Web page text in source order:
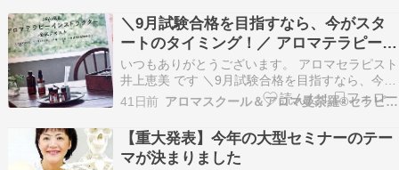
＼9月試験合格を目指すなら、今がスタ
ートのタイミング！／ アロマテラピーイ
ンストラクター講座
いつもありがとうございます。 アロマセラピスト
井上恵美 です ＼9月試験合格を目指すなら、今が
スタートのタイミング！／ ✅インストラクター試
験、何から勉強したらいいかわからない…✅独学
では続けられるか不安…✅仕事や家事をしなが
ら、自分のペースで学びたい そんな方へ????
動…
41日前 アロマスクール＆アロマ曼荼羅®セラピー My Earth
【重大発表】今年の大型セミナーのテー
マが決まりました